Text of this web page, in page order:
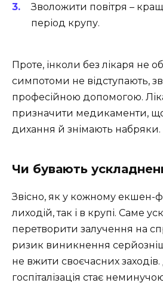
Зволожити повітря –
період крупу.
Проте, інколи без лікаря не
симпотоми не відступають,
професійною допомогою.
призначити медикаменти,
дихання й знімають набряки.
Чи бувають
Звісно, як у кожному екшен-
лиходій, так і в крупі. Саме
перетворити залучення на
ризик виникнення
не вжити своєчасних
госпіталізація стає